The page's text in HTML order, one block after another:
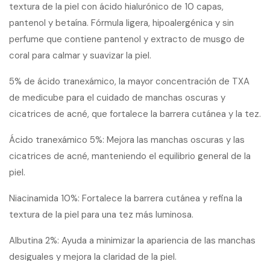
textura de la piel con ácido hialurónico de 10 capas,
pantenol y betaína. Fórmula ligera, hipoalergénica y sin
perfume que contiene pantenol y extracto de musgo de
coral para calmar y suavizar la piel.
5% de ácido tranexámico, la mayor concentración de TXA
de medicube para el cuidado de manchas oscuras y
cicatrices de acné, que fortalece la barrera cutánea y la tez.
Ácido tranexámico 5%: Mejora las manchas oscuras y las
cicatrices de acné, manteniendo el equilibrio general de la
piel.
Niacinamida 10%: Fortalece la barrera cutánea y refina la
textura de la piel para una tez más luminosa.
Albutina 2%: Ayuda a minimizar la apariencia de las manchas
desiguales y mejora la claridad de la piel.